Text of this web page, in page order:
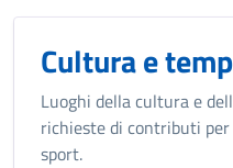
Cultura e
Luoghi della cultura e
richieste di contributi
sport.